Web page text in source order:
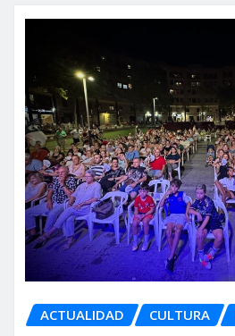
ACTUALIDAD CULTURA